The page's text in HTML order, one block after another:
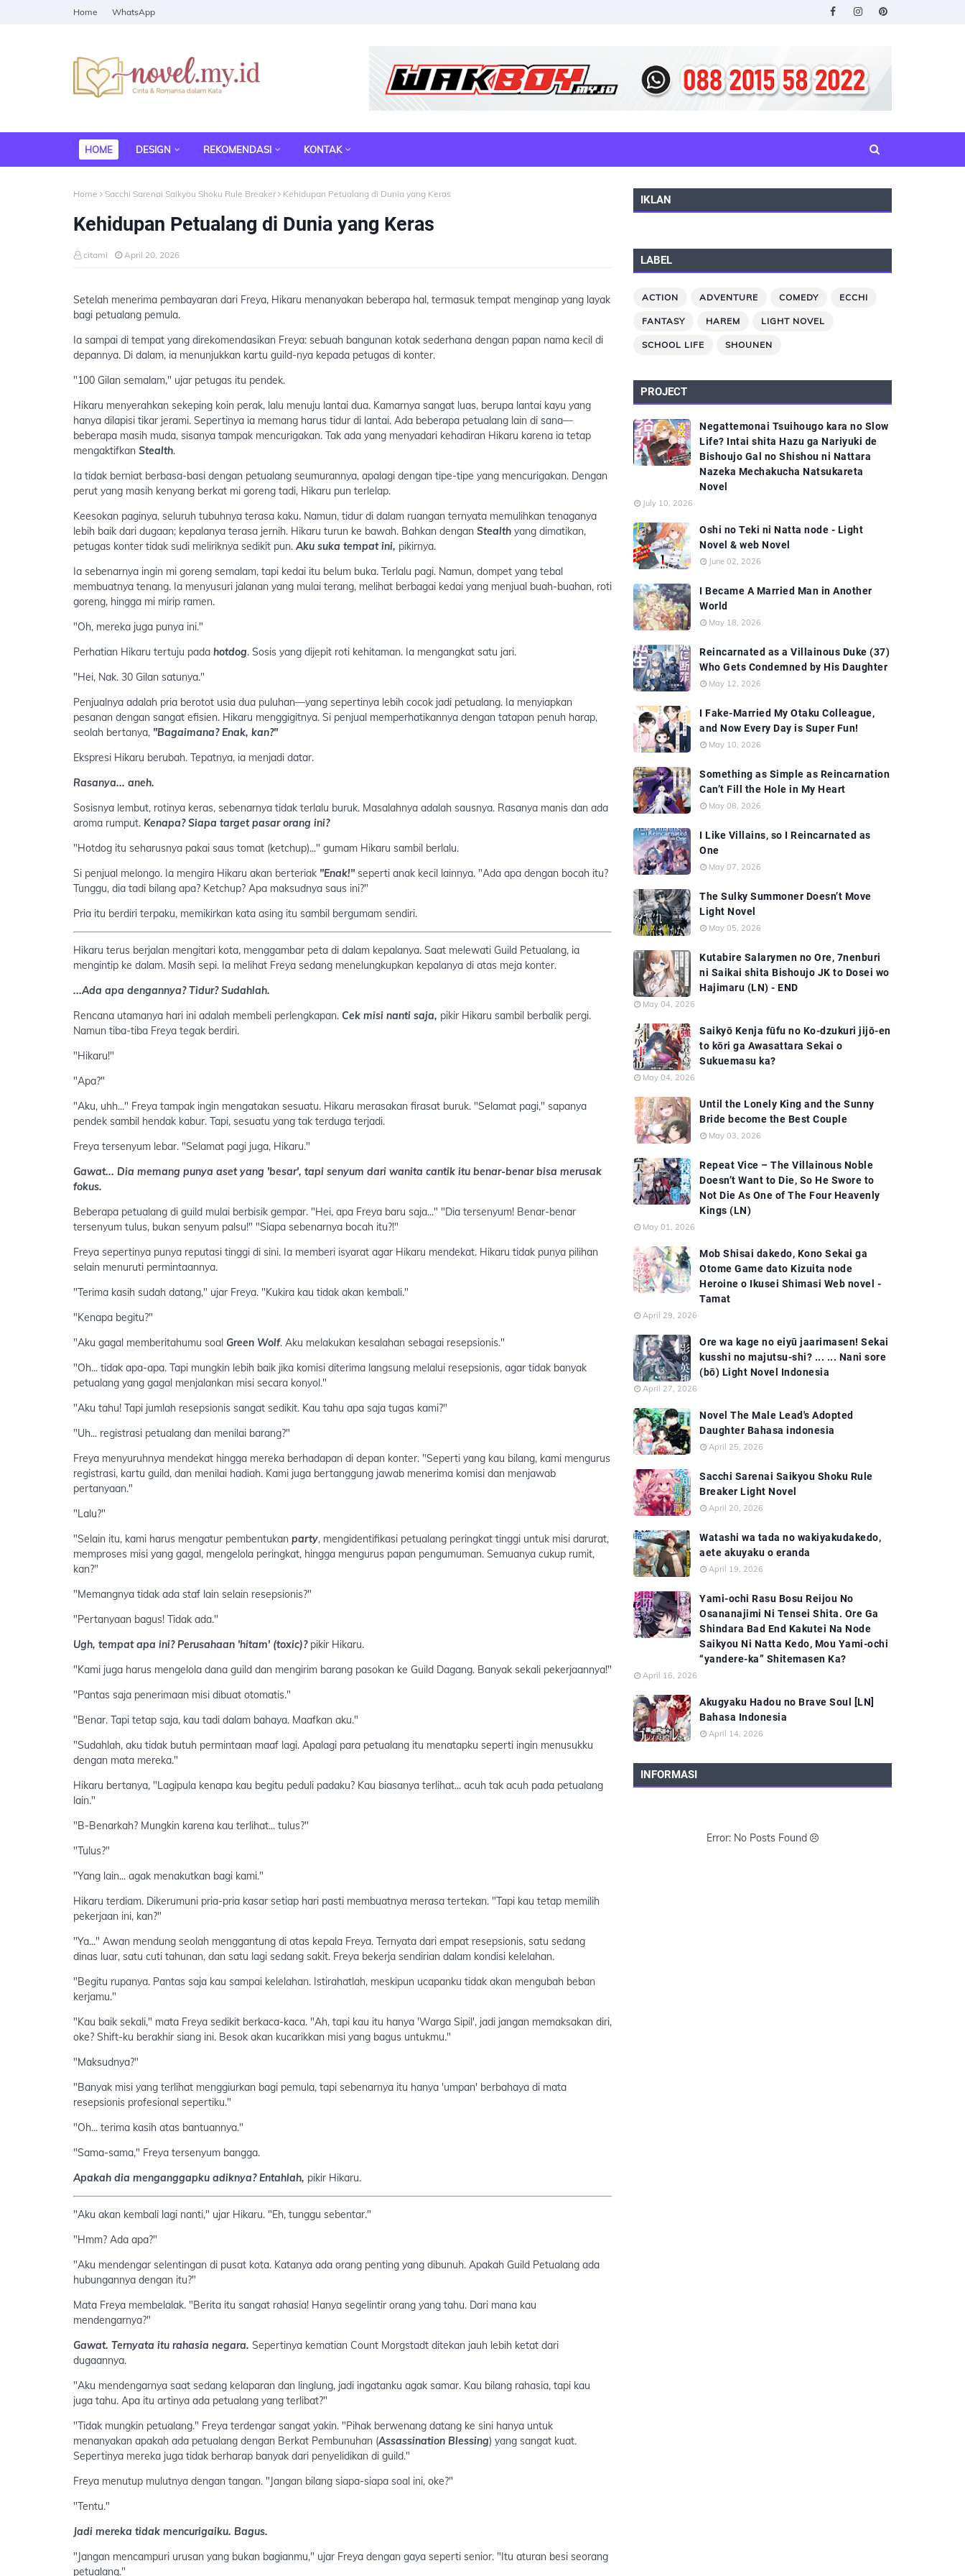
Home WhatsApp
HOME DESIGN REKOMENDASI KONTAK
Home Sacchi Sarenai Saikyou Shoku Rule Breaker Kehidupan Petualang di Dunia yang Keras
Kehidupan Petualang di Dunia yang Keras
citami April 20, 2026
Setelah menerima pembayaran dari Freya, Hikaru menanyakan beberapa hal, termasuk tempat menginap yang layak
bagi petualang pemula.
Ia sampai di tempat yang direkomendasikan Freya: sebuah bangunan kotak sederhana dengan papan nama kecil di
depannya. Di dalam, ia menunjukkan kartu guild-nya kepada petugas di konter.
"100 Gilan semalam," ujar petugas itu pendek.
Hikaru menyerahkan sekeping koin perak, lalu menuju lantai dua. Kamarnya sangat luas, berupa lantai kayu yang
hanya dilapisi tikar jerami. Sepertinya ia memang harus tidur di lantai. Ada beberapa petualang lain di sana—
beberapa masih muda, sisanya tampak mencurigakan. Tak ada yang menyadari kehadiran Hikaru karena ia tetap
mengaktifkan Stealth.
Ia tidak berniat berbasa-basi dengan petualang seumurannya, apalagi dengan tipe-tipe yang mencurigakan. Dengan
perut yang masih kenyang berkat mi goreng tadi, Hikaru pun terlelap.
Keesokan paginya, seluruh tubuhnya terasa kaku. Namun, tidur di dalam ruangan ternyata memulihkan tenaganya
lebih baik dari dugaan; kepalanya terasa jernih. Hikaru turun ke bawah. Bahkan dengan Stealth yang dimatikan,
petugas konter tidak sudi meliriknya sedikit pun. Aku suka tempat ini, pikirnya.
Ia sebenarnya ingin mi goreng semalam, tapi kedai itu belum buka. Terlalu pagi. Namun, dompet yang tebal
membuatnya tenang. Ia menyusuri jalanan yang mulai terang, melihat berbagai kedai yang menjual buah-buahan, roti
goreng, hingga mi mirip ramen.
"Oh, mereka juga punya ini."
Perhatian Hikaru tertuju pada hotdog. Sosis yang dijepit roti kehitaman. Ia mengangkat satu jari.
"Hei, Nak. 30 Gilan satunya."
Penjualnya adalah pria berotot usia dua puluhan—yang sepertinya lebih cocok jadi petualang. Ia menyiapkan
pesanan dengan sangat efisien. Hikaru menggigitnya. Si penjual memperhatikannya dengan tatapan penuh harap,
seolah bertanya, "Bagaimana? Enak, kan?"
Ekspresi Hikaru berubah. Tepatnya, ia menjadi datar.
Rasanya... aneh.
Sosisnya lembut, rotinya keras, sebenarnya tidak terlalu buruk. Masalahnya adalah sausnya. Rasanya manis dan ada
aroma rumput. Kenapa? Siapa target pasar orang ini?
"Hotdog itu seharusnya pakai saus tomat (ketchup)..." gumam Hikaru sambil berlalu.
Si penjual melongo. Ia mengira Hikaru akan berteriak "Enak!" seperti anak kecil lainnya. "Ada apa dengan bocah itu?
Tunggu, dia tadi bilang apa? Ketchup? Apa maksudnya saus ini?"
Pria itu berdiri terpaku, memikirkan kata asing itu sambil bergumam sendiri.
Hikaru terus berjalan mengitari kota, menggambar peta di dalam kepalanya. Saat melewati Guild Petualang, ia
mengintip ke dalam. Masih sepi. Ia melihat Freya sedang menelungkupkan kepalanya di atas meja konter.
...Ada apa dengannya? Tidur? Sudahlah.
Rencana utamanya hari ini adalah membeli perlengkapan. Cek misi nanti saja, pikir Hikaru sambil berbalik pergi.
Namun tiba-tiba Freya tegak berdiri.
"Hikaru!"
"Apa?"
"Aku, uhh..." Freya tampak ingin mengatakan sesuatu. Hikaru merasakan firasat buruk. "Selamat pagi," sapanya
pendek sambil hendak kabur. Tapi, sesuatu yang tak terduga terjadi.
Freya tersenyum lebar. "Selamat pagi juga, Hikaru."
Gawat... Dia memang punya aset yang 'besar', tapi senyum dari wanita cantik itu benar-benar bisa merusak
fokus.
Beberapa petualang di guild mulai berbisik gempar. "Hei, apa Freya baru saja..." "Dia tersenyum! Benar-benar
tersenyum tulus, bukan senyum palsu!" "Siapa sebenarnya bocah itu?!"
Freya sepertinya punya reputasi tinggi di sini. Ia memberi isyarat agar Hikaru mendekat. Hikaru tidak punya pilihan
selain menuruti permintaannya.
"Terima kasih sudah datang," ujar Freya. "Kukira kau tidak akan kembali."
"Kenapa begitu?"
"Aku gagal memberitahumu soal Green Wolf. Aku melakukan kesalahan sebagai resepsionis."
"Oh... tidak apa-apa. Tapi mungkin lebih baik jika komisi diterima langsung melalui resepsionis, agar tidak banyak
petualang yang gagal menjalankan misi secara konyol."
"Aku tahu! Tapi jumlah resepsionis sangat sedikit. Kau tahu apa saja tugas kami?"
"Uh... registrasi petualang dan menilai barang?"
Freya menyuruhnya mendekat hingga mereka berhadapan di depan konter. "Seperti yang kau bilang, kami mengurus
registrasi, kartu guild, dan menilai hadiah. Kami juga bertanggung jawab menerima komisi dan menjawab
pertanyaan."
"Lalu?"
"Selain itu, kami harus mengatur pembentukan party, mengidentifikasi petualang peringkat tinggi untuk misi darurat,
memproses misi yang gagal, mengelola peringkat, hingga mengurus papan pengumuman. Semuanya cukup rumit,
kan?"
"Memangnya tidak ada staf lain selain resepsionis?"
"Pertanyaan bagus! Tidak ada."
Ugh, tempat apa ini? Perusahaan 'hitam' (toxic)?pikir Hikaru.
"Kami juga harus mengelola dana guild dan mengirim barang pasokan ke Guild Dagang. Banyak sekali pekerjaannya!"
"Pantas saja penerimaan misi dibuat otomatis."
"Benar. Tapi tetap saja, kau tadi dalam bahaya. Maafkan aku."
"Sudahlah, aku tidak butuh permintaan maaf lagi. Apalagi para petualang itu menatapku seperti ingin menusukku
dengan mata mereka."
Hikaru bertanya, "Lagipula kenapa kau begitu peduli padaku? Kau biasanya terlihat... acuh tak acuh pada petualang
lain."
"B-Benarkah? Mungkin karena kau terlihat... tulus?"
"Tulus?"
"Yang lain... agak menakutkan bagi kami."
Hikaru terdiam. Dikerumuni pria-pria kasar setiap hari pasti membuatnya merasa tertekan. "Tapi kau tetap memilih
pekerjaan ini, kan?"
"Ya..." Awan mendung seolah menggantung di atas kepala Freya. Ternyata dari empat resepsionis, satu sedang
dinas luar, satu cuti tahunan, dan satu lagi sedang sakit. Freya bekerja sendirian dalam kondisi kelelahan.
"Begitu rupanya. Pantas saja kau sampai kelelahan. Istirahatlah, meskipun ucapanku tidak akan mengubah beban
kerjamu."
"Kau baik sekali," mata Freya sedikit berkaca-kaca. "Ah, tapi kau itu hanya 'Warga Sipil', jadi jangan memaksakan diri,
oke? Shift-ku berakhir siang ini. Besok akan kucarikkan misi yang bagus untukmu."
"Maksudnya?"
"Banyak misi yang terlihat menggiurkan bagi pemula, tapi sebenarnya itu hanya 'umpan' berbahaya di mata
resepsionis profesional sepertiku."
"Oh... terima kasih atas bantuannya."
"Sama-sama," Freya tersenyum bangga.
Apakah dia menganggapku adiknya? Entahlah, pikir Hikaru.
"Aku akan kembali lagi nanti," ujar Hikaru. "Eh, tunggu sebentar."
"Hmm? Ada apa?"
"Aku mendengar selentingan di pusat kota. Katanya ada orang penting yang dibunuh. Apakah Guild Petualang ada
hubungannya dengan itu?"
Mata Freya membelalak. "Berita itu sangat rahasia! Hanya segelintir orang yang tahu. Dari mana kau
mendengarnya?"
Gawat. Ternyata itu rahasia negara. Sepertinya kematian Count Morgstadt ditekan jauh lebih ketat dari
dugaannya.
"Aku mendengarnya saat sedang kelaparan dan linglung, jadi ingatanku agak samar. Kau bilang rahasia, tapi kau
juga tahu. Apa itu artinya ada petualang yang terlibat?"
"Tidak mungkin petualang." Freya terdengar sangat yakin. "Pihak berwenang datang ke sini hanya untuk
menanyakan apakah ada petualang dengan Berkat Pembunuhan (Assassination Blessing) yang sangat kuat.
Sepertinya mereka juga tidak berharap banyak dari penyelidikan di guild."
Freya menutup mulutnya dengan tangan. "Jangan bilang siapa-siapa soal ini, oke?"
"Tentu."
Jadi mereka tidak mencurigaiku. Bagus.
"Jangan mencampuri urusan yang bukan bagianmu," ujar Freya dengan gaya seperti senior. "Itu aturan besi seorang
petualang."
IKLAN
LABEL
ACTION ADVENTURE COMEDY ECCHI
FANTASY HAREM LIGHT NOVEL
SCHOOL LIFE SHOUNEN
PROJECT
Negattemonai Tsuihougo kara no Slow
Life? Intai shita Hazu ga Nariyuki de
Bishoujo Gal no Shishou ni Nattara
Nazeka Mechakucha Natsukareta
Novel
July 10, 2026
Oshi no Teki ni Natta node - Light
Novel & web Novel
June 02, 2026
I Became A Married Man in Another
World
May 18, 2026
Reincarnated as a Villainous Duke (37)
Who Gets Condemned by His Daughter
May 12, 2026
I Fake-Married My Otaku Colleague,
and Now Every Day is Super Fun!
May 10, 2026
Something as Simple as Reincarnation
Can’t Fill the Hole in My Heart
May 08, 2026
I Like Villains, so I Reincarnated as
One
May 07, 2026
The Sulky Summoner Doesn’t Move
Light Novel
May 05, 2026
Kutabire Salarymen no Ore, 7nenburi
ni Saikai shita Bishoujo JK to Dosei wo
Hajimaru (LN) - END
May 04, 2026
Saikyō Kenja fūfu no Ko-dzukuri jijō-en
to kōri ga Awasattara Sekai o
Sukuemasu ka?
May 04, 2026
Until the Lonely King and the Sunny
Bride become the Best Couple
May 03, 2026
Repeat Vice – The Villainous Noble
Doesn’t Want to Die, So He Swore to
Not Die As One of The Four Heavenly
Kings (LN)
May 01, 2026
Mob Shisai dakedo, Kono Sekai ga
Otome Game dato Kizuita node
Heroine o Ikusei Shimasi Web novel -
Tamat
April 29, 2026
Ore wa kage no eiyū jaarimasen! Sekai
kusshi no majutsu-shi? ... ... Nani sore
(bō) Light Novel Indonesia
April 27, 2026
Novel The Male Lead's Adopted
Daughter Bahasa indonesia
April 25, 2026
Sacchi Sarenai Saikyou Shoku Rule
Breaker Light Novel
April 20, 2026
Watashi wa tada no wakiyakudakedo,
aete akuyaku o eranda
April 19, 2026
Yami-ochi Rasu Bosu Reijou No
Osananajimi Ni Tensei Shita. Ore Ga
Shindara Bad End Kakutei Na Node
Saikyou Ni Natta Kedo, Mou Yami-ochi
“yandere-ka” Shitemasen Ka?
April 16, 2026
Akugyaku Hadou no Brave Soul [LN]
Bahasa Indonesia
April 14, 2026
INFORMASI
Error: No Posts Found